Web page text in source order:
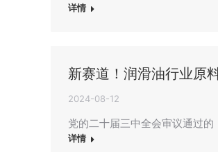
详情
新赛道！润滑油行业原
2024-08-12
党的二十届三中全会审议通过
详情